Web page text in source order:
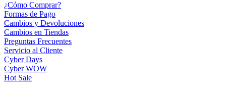
¿Cómo Comprar?
Formas de Pago
Cambios y Devoluciones
Cambios en Tiendas
Preguntas Frecuentes
Servicio al Cliente
Cyber Days
Cyber WOW
Hot Sale